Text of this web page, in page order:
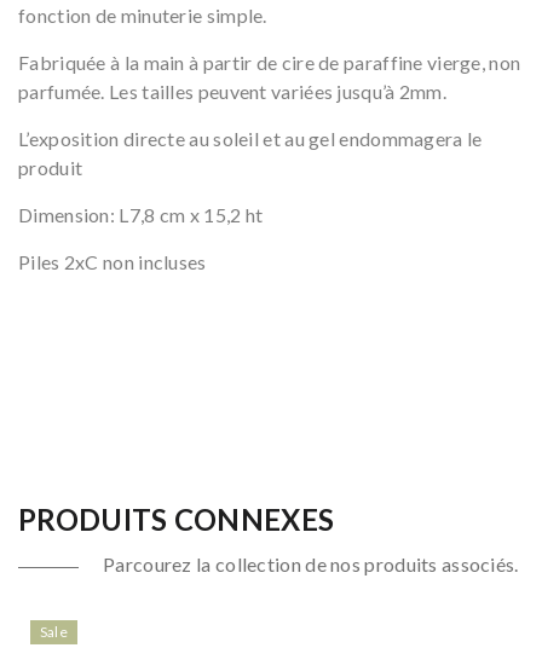
fonction de minuterie simple.
Fabriquée à la main à partir de cire de paraffine vierge, non
parfumée. Les tailles peuvent variées jusqu’à 2mm.
L’exposition directe au soleil et au gel endommagera le
produit
Dimension: L7,8 cm x 15,2 ht
Piles 2xC non incluses
PRODUITS CONNEXES
Parcourez la collection de nos produits associés.
Sale